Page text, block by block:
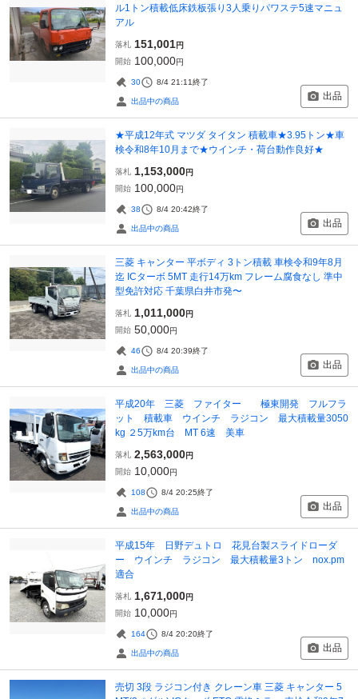
ル1トン積載低床鉄板張り3人乗りパワステ5速マニュ
アル
落札 151,001円
開始 100,000円
30 8/4 21:11終了
出品中の商品 出品
★平成12年式 マツダ タイタン 積載車★3.95トン★車
検令和8年10月まで★ウインチ・荷台動作良好★
落札 1,153,000円
開始 100,000円
38 8/4 20:42終了
出品中の商品 出品
三菱 キャンター 平ボディ 3トン積載 車検令和9年8月
迄 ICターボ 5MT 走行14万km フレーム腐食なし 準中
型免許対応 千葉県白井市発〜
落札 1,011,000円
開始 50,000円
46 8/4 20:39終了
出品中の商品 出品
平成20年 三菱 ファイター 極東開発 フルフラ
ット 積載車 ウインチ ラジコン 最大積載量3050
kg ２5万km台 MT 6速 美車
落札 2,563,000円
開始 10,000円
108 8/4 20:25終了
出品中の商品 出品
平成15年 日野デュトロ 花見台製スライドローダ
ー ウインチ ラジコン 最大積載量3トン nox.pm
適合
落札 1,671,000円
開始 10,000円
164 8/4 20:20終了
出品中の商品 出品
売切 3段 ラジコン付き クレーン車 三菱 キャンター 5